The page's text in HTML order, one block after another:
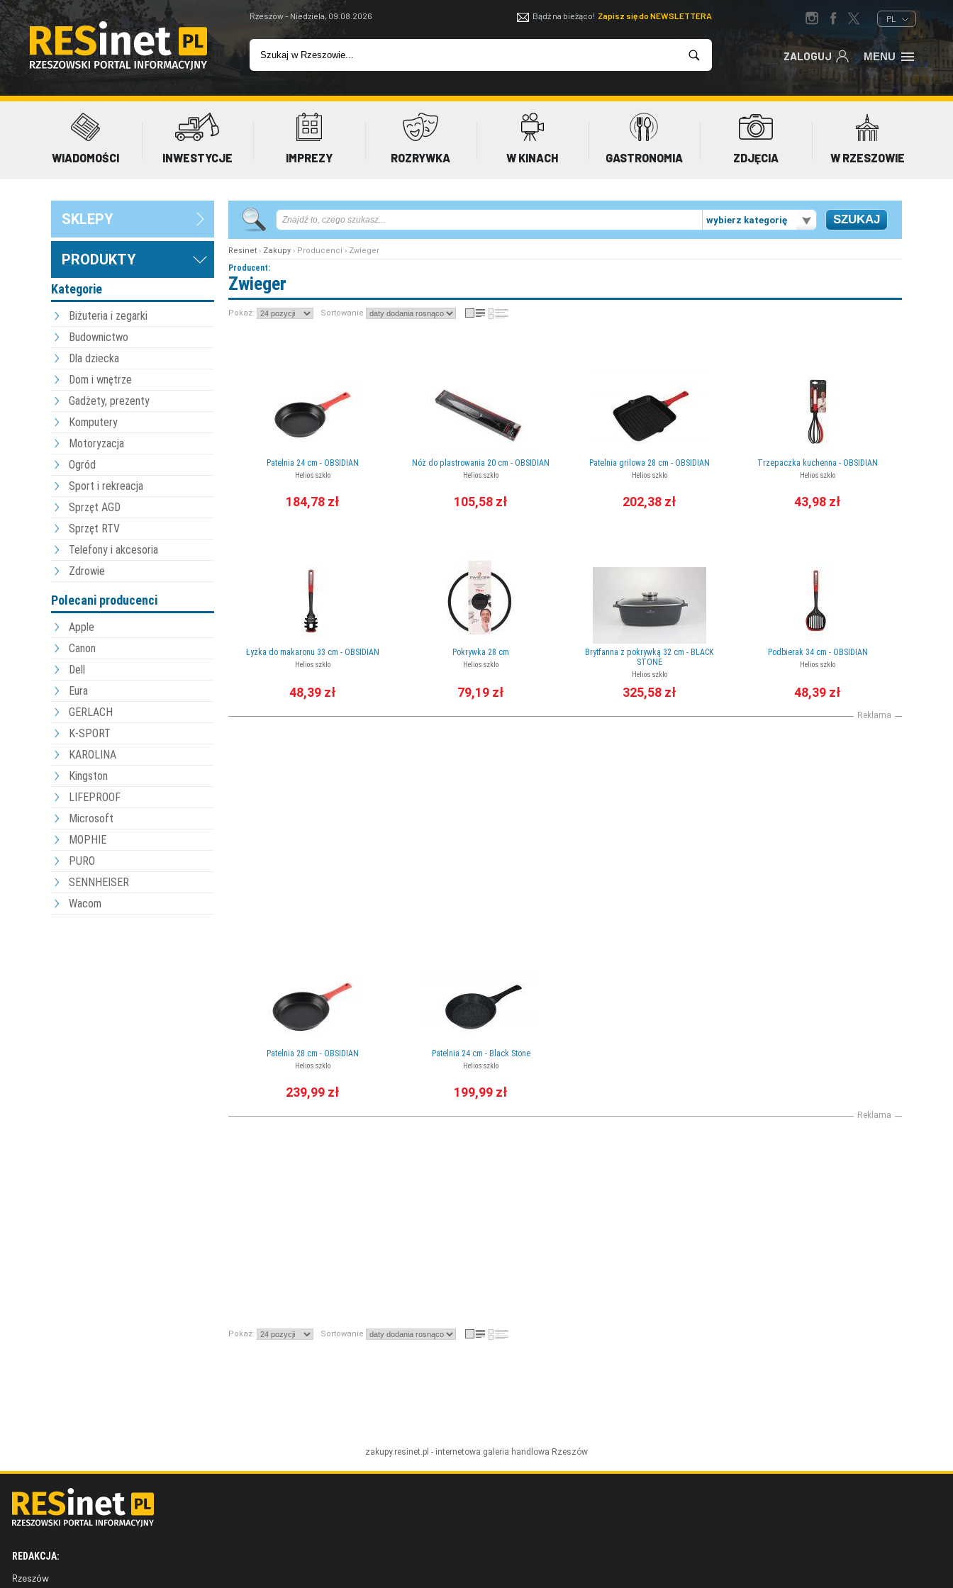
Rzeszów - Niedziela, 09.08.2026 Bądź na bieżąco! Zapisz się do NEWSLETTERA PL
ZALOGUJ MENU
WIADOMOŚCI INWESTYCJE IMPREZY ROZRYWKA W KINACH GASTRONOMIA ZDJĘCIA W RZESZOWIE
SKLEPY
PRODUKTY
Kategorie
Biżuteria i zegarki
Budownictwo
Dla dziecka
Dom i wnętrze
Gadżety, prezenty
Komputery
Motoryzacja
Ogród
Sport i rekreacja
Sprzęt AGD
Sprzęt RTV
Telefony i akcesoria
Zdrowie
Polecani producenci
Apple
Canon
Dell
Eura
GERLACH
K-SPORT
KAROLINA
Kingston
LIFEPROOF
Microsoft
MOPHIE
PURO
SENNHEISER
Wacom
wybierz kategorię
Resinet › Zakupy › Producenci › Zwieger
Producent:
Zwieger
Pokaż: Sortowanie
Patelnia 24 cm - OBSIDIAN
Helios szkło
184,78 zł
Nóż do plastrowania 20 cm - OBSIDIAN
Helios szkło
105,58 zł
Patelnia grilowa 28 cm - OBSIDIAN
Helios szkło
202,38 zł
Trzepaczka kuchenna - OBSIDIAN
Helios szkło
43,98 zł
Łyżka do makaronu 33 cm - OBSIDIAN
Helios szkło
48,39 zł
Pokrywka 28 cm
Helios szkło
79,19 zł
Brytfanna z pokrywką 32 cm - BLACK
STONE
Helios szkło
325,58 zł
Podbierak 34 cm - OBSIDIAN
Helios szkło
48,39 zł
Reklama
Patelnia 28 cm - OBSIDIAN
Helios szkło
239,99 zł
Patelnia 24 cm - Black Stone
Helios szkło
199,99 zł
Reklama
Pokaż: Sortowanie
zakupy.resinet.pl - internetowa galeria handlowa Rzeszów
REDAKCJA:
Rzeszów